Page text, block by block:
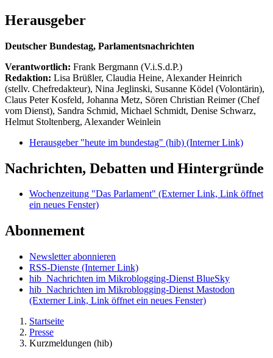
Herausgeber
Deutscher Bundestag, Parlamentsnachrichten
Verantwortlich: Frank Bergmann (V.i.S.d.P.)
Redaktion: Lisa Brüßler, Claudia Heine, Alexander Heinrich
(stellv. Chefredakteur), Nina Jeglinski, Susanne Ködel (Volontärin),
Claus Peter Kosfeld, Johanna Metz, Sören Christian Reimer (Chef
vom Dienst), Sandra Schmid, Michael Schmidt, Denise Schwarz,
Helmut Stoltenberg, Alexander Weinlein
Herausgeber "heute im bundestag" (hib) (Interner Link)
Nachrichten, Debatten und Hintergründe
Wochenzeitung "Das Parlament" (Externer Link, Link öffnet
ein neues Fenster)
Abonnement
Newsletter abonnieren
RSS-Dienste (Interner Link)
hib_Nachrichten im Mikroblogging-Dienst BlueSky
hib_Nachrichten im Mikroblogging-Dienst Mastodon
(Externer Link, Link öffnet ein neues Fenster)
Startseite
Presse
Kurzmeldungen (hib)